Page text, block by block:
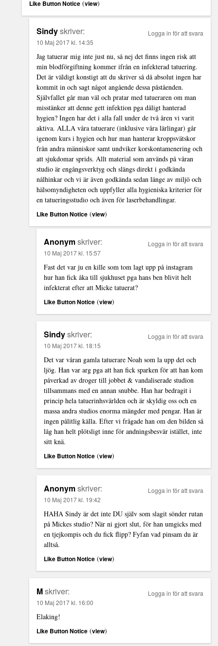
Like Button Notice (view)
Sindyskriver:
10 Maj 2017 kl. 14:35
Jag tatuerar mig inte just nu, så nej det finns ingen risk att
min blodförgiftning kommer ifrån en infekterad tatuering.
Det är väldigt konstigt att du skriver så då absolut ingen har
kommit in och sagt något angående dessa påståenden.
Självfallet går man väl och pratar med tatueraren om man
misstänker att denne gett infektion pga dåligt hanterad
hygien? Ingen har det i alla fall under de två åren vi varit
aktiva. ALLA våra tatuerare (inklusive våra lärlingar) går
igenom kurs i hygien och hur man hanterar kroppsvätskor
från andra människor samt undviker korskontamenering och
att sjukdomar sprids. Allt material som används på våran
studio är engångsverktyg och slängs direkt i godkända
nålhinkar och vi är även godkända sedan länge av miljö och
hälsomyndigheten och uppfyller alla hygieniska kriterier för
en tatueringsstudio och även för laserbehandlingar.
Like Button Notice (view)
Logga in för att svara
Anonymskriver:
10 Maj 2017 kl. 15:57
Fast det var ju en kille som tom lagt upp på instagram
hur han fick åka till sjukhuset pga hans ben blivit helt
infekterat efter att Micke tatuerat?
Like Button Notice (view)
Logga in för att svara
Sindyskriver:
10 Maj 2017 kl. 18:15
Det var våran gamla tatuerare Noah som la upp det och
ljög. Han var arg pga att han fick sparken för att han kom
påverkad av droger till jobbet & vandaliserade studion
tillsammans med en annan snubbe. Han har bedragit i
princip hela tatuerinhsvärlden och är skyldig oss och en
massa andra studios enorma mängder med pengar. Han är
ingen pålitlig källa. Efter vi frågade han om den bilden så
låg han helt plötsligt inne för andningsbesvär istället, inte
sitt knä.
Like Button Notice (view)
Logga in för att svara
Anonymskriver:
10 Maj 2017 kl. 19:42
HAHA Sindy är det inte DU själv som slagit sönder rutan
på Mickes studio? När ni gjort slut, för han umgicks med
en tjejkompis och du fick flipp? Fyfan vad pinsam du är
alltså.
Like Button Notice (view)
Logga in för att svara
Mskriver:
10 Maj 2017 kl. 16:00
Elaking!
Like Button Notice (view)
Logga in för att svara